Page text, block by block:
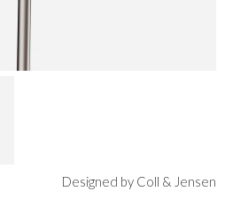
Designed by Coll & Jensen